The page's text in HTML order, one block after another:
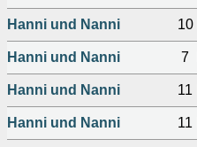
Hanni und Nanni 10
Hanni und Nanni 7
Hanni und Nanni 11
Hanni und Nanni 11